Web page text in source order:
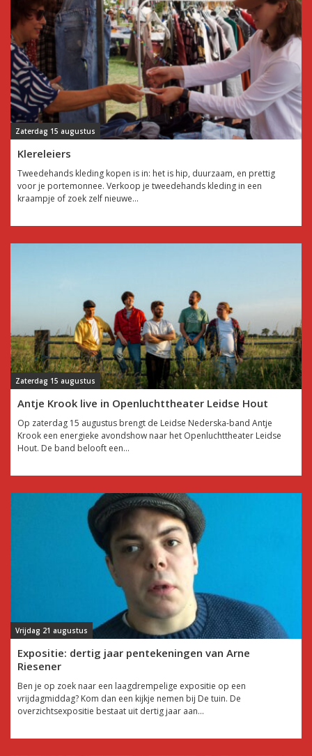
Zaterdag 15 augustus
Klereleiers
Tweedehands kleding kopen is in: het is hip, duurzaam, en prettig
voor je portemonnee. Verkoop je tweedehands kleding in een
kraampje of zoek zelf nieuwe...
Zaterdag 15 augustus
Antje Krook live in Openluchttheater Leidse Hout
Op zaterdag 15 augustus brengt de Leidse Nederska-band Antje
Krook een energieke avondshow naar het Openluchttheater Leidse
Hout. De band belooft een...
Vrijdag 21 augustus
Expositie: dertig jaar pentekeningen van Arne
Riesener
Ben je op zoek naar een laagdrempelige expositie op een
vrijdagmiddag? Kom dan een kijkje nemen bij De tuin. De
overzichtsexpositie bestaat uit dertig jaar aan...